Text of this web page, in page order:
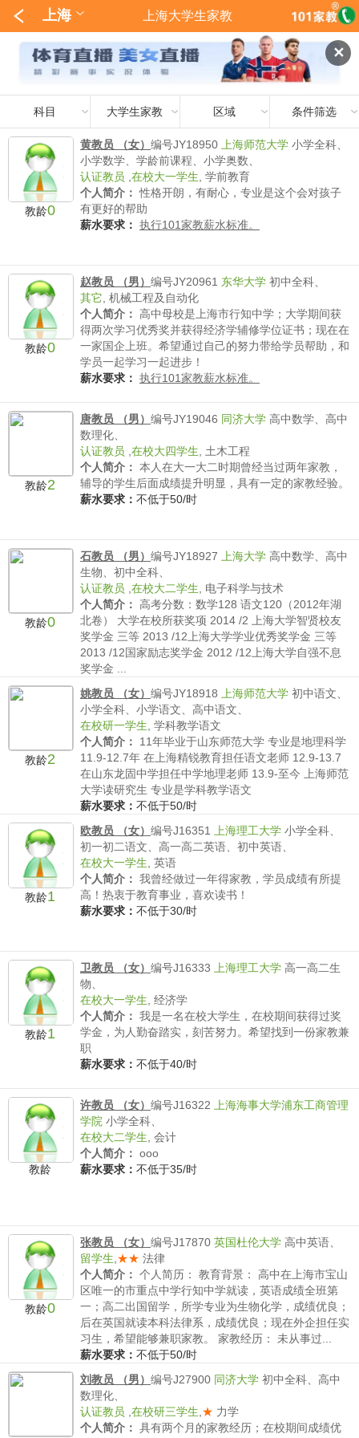
✕
上海 上海大学生家教
科目 大学生家教 区域 条件筛选
教龄0
黄教员 （女） 编号JY18950 上海师范大学 小学全科、
小学数学、学龄前课程、小学奥数、
认证教员 在校大一学生 学前教育
个人简介： 性格开朗，有耐心，专业是这个会对孩子
有更好的帮助
薪水要求： 执行101家教薪水标准。
教龄0
赵教员 （男） 编号JY20961 东华大学 初中全科、
其它 机械工程及自动化
个人简介： 高中母校是上海市行知中学；大学期间获
得两次学习优秀奖并获得经济学辅修学位证书；现在在
一家国企上班。希望通过自己的努力带给学员帮助，和
学员一起学习一起进步！
薪水要求： 执行101家教薪水标准。
教龄2
唐教员 （男） 编号JY19046 同济大学 高中数学、高中
数理化、
认证教员 在校大四学生
土木工程
个人简介： 本人在大一大二时期曾经当过两年家教，
辅导的学生后面成绩提升明显，具有一定的家教经验。
薪水要求： 不低于50/时
教龄0
石教员 （男） 编号JY18927 上海大学 高中数学、高中
生物、初中全科、
认证教员 在校大二学生
电子科学与技术
个人简介： 高考分数：数学128 语文120（2012年湖
北卷） 大学在校所获奖项 2014 /2 上海大学智贤校友
奖学金 三等 2013 /12上海大学学业优秀奖学金 三等
2013 /12国家励志奖学金 2012 /12上海大学自强不息
奖学金 ...
教龄2
姚教员 （女） 编号JY18918 上海师范大学 初中语文、
小学全科、小学语文、高中语文、
在校研一学生 学科教学语文
个人简介：
11年毕业于山东师范大学 专业是地理科学
11.9-12.7年 在上海精锐教育担任语文老师 12.9-13.7
在山东龙固中学担任中学地理老师 13.9-至今 上海师范
大学读研究生 专业是学科教学语文
薪水要求： 不低于50/时
教龄1
欧教员 （女） 编号J16351 上海理工大学 小学全科、
初一初二语文、高一高二英语、初中英语、
在校大一学生 英语
个人简介： 我曾经做过一年得家教，学员成绩有所提
高！热衷于教育事业，喜欢读书！
薪水要求： 不低于30/时
教龄1
卫教员 （女） 编号J16333 上海理工大学 高一高二生
物、
在校大一学生 经济学
个人简介： 我是一名在校大学生，在校期间获得过奖
学金，为人勤奋踏实，刻苦努力。希望找到一份家教兼
职
薪水要求： 不低于40/时
教龄
许教员 （女） 编号J16322
上海海事大学浦东工商管理
学院 小学全科、
在校大二学生 会计
个人简介： ooo
薪水要求： 不低于35/时
教龄0
张教员 （女） 编号J17870 英国杜伦大学 高中英语、
留学生 ★★ 法律
个人简介： 个人简历： 教育背景： 高中在上海市宝山
区唯一的市重点中学行知中学就读，英语成绩全班第
一；高二出国留学，所学专业为生物化学，成绩优良；
后在英国就读本科法律系，成绩优良；现在外企担任实
习生，希望能够兼职家教。 家教经历： 未从事过...
薪水要求： 不低于50/时
刘教员 （男） 编号J27900 同济大学 初中全科、高中
数理化、
认证教员 在校研三学生 ★ 力学
个人简介： 具有两个月的家教经历；在校期间成绩优